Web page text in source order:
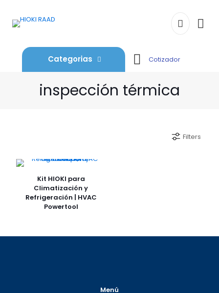
Categorias Cotizador
inspección térmica
Filters
Kit HIOKI para
Climatización y
Refrigeración | HVAC
Powertool
Menú